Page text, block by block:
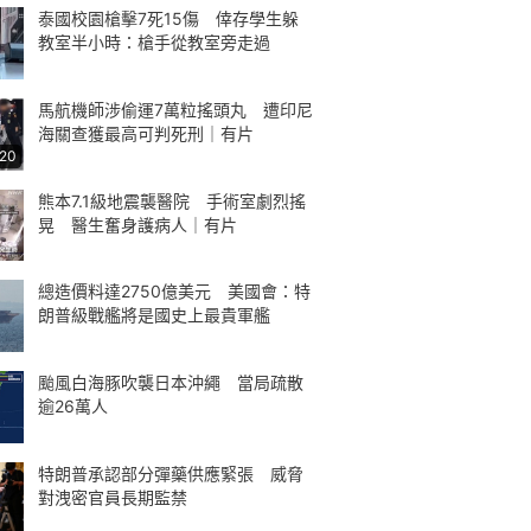
泰國校園槍擊7死15傷 倖存學生躲
教室半小時：槍手從教室旁走過
馬航機師涉偷運7萬粒搖頭丸 遭印尼
海關查獲最高可判死刑｜有片
熊本7.1級地震襲醫院 手術室劇烈搖
晃 醫生奮身護病人｜有片
總造價料達2750億美元 美國會：特
朗普級戰艦將是國史上最貴軍艦
颱風白海豚吹襲日本沖繩 當局疏散
逾26萬人
特朗普承認部分彈藥供應緊張 威脅
對洩密官員長期監禁